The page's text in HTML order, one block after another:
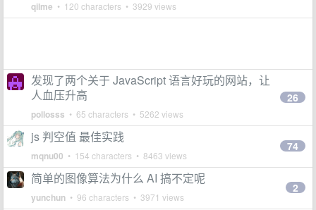
qilme • 120 characters • 3929 views
发现了两个关于 JavaScript 语言好玩的网站，让
人血压升高
pollosss • 65 characters • 5262 views
26
js 判空值 最佳实践
mqnu00 • 154 characters • 8463 views
74
简单的图像算法为什么 AI 搞不定呢
yunchun • 96 characters • 3971 views
2